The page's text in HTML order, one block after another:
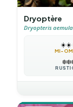
Dryoptère
Dryopteris aemula
☀️☀️
MI-
❄️❄️